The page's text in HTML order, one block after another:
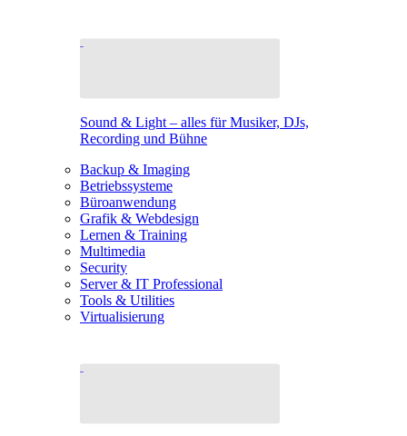
Sound & Light – alles für Musiker, DJs,
Recording und Bühne
Backup & Imaging
Betriebssysteme
Büroanwendung
Grafik & Webdesign
Lernen & Training
Multimedia
Security
Server & IT Professional
Tools & Utilities
Virtualisierung